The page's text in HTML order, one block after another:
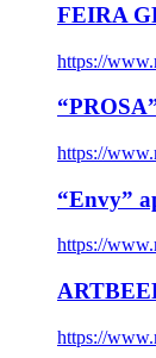
FEIRA
https://
https://
“Envy”
https://
https://